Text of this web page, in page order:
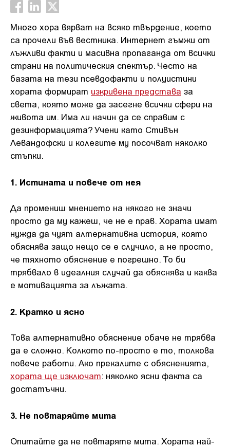
Много хора вярват на всяко твърдение, което
са прочели във вестника. Интернет гъмжи от
лъжливи факти и масивна пропаганда от всички
страни на политическия спектър. Често на
базата на тези псевдофакти и полуистини
хората формират изкривена представа за
света, която може да засегне всички сфери на
живота им. Има ли начин да се справим с
дезинформацията? Учени като Стивън
Левандофски и колегите му посочват няколко
стъпки.
1. Истината и повече от нея
Да промениш мнението на някого не значи
просто да му кажеш, че не е прав. Хората имат
нужда да чуят алтернативна история, която
обяснява защо нещо се е случило, а не просто,
че тяхното обяснение е погрешно. То би
трябвало в идеалния случай да обяснява и каква
е мотивацията за лъжата.
2. Кратко и ясно
Това алтернативно обяснение обаче не трябва
да е сложно. Колкото по-просто е то, толкова
повече работи. Ако прекалите с обясненията,
хората ще изключат: няколко ясни факта са
достатъчни.
3. Не повтаряйте мита
Опитайте да не повтаряте мита. Хората най-